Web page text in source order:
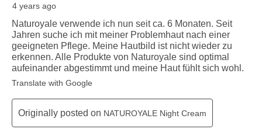
4 years ago
Naturoyale verwende ich nun seit ca. 6 Monaten. Seit
Jahren suche ich mit meiner Problemhaut nach einer
geeigneten Pflege. Meine Hautbild ist nicht wieder zu
erkennen. Alle Produkte von Naturoyale sind optimal
aufeinander abgestimmt und meine Haut fühlt sich wohl.
Translate with Google
Originally posted on NATUROYALE Night Cream